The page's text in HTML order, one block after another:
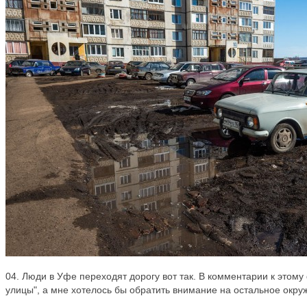
04. Люди в Уфе переходят дорогу вот так. В комментарии к
улицы", а мне хотелось бы обратить внимание на остальное